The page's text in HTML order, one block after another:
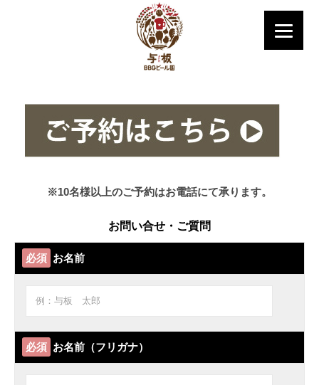
※10名様以上のご予約はお電話にて承ります。
お問い合せ・ご質問
必須 お名前
必須 お名前（フリガナ）